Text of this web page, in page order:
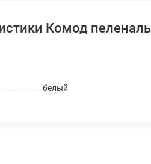
Комод
белый